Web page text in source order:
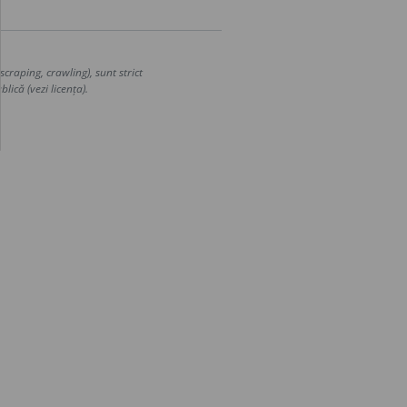
crawling), sunt strict
(vezi licența).